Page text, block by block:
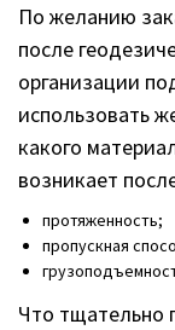
По желанию
после
организации
использовать
какого
возникает
протяженность;
пропускная
Что тщательно